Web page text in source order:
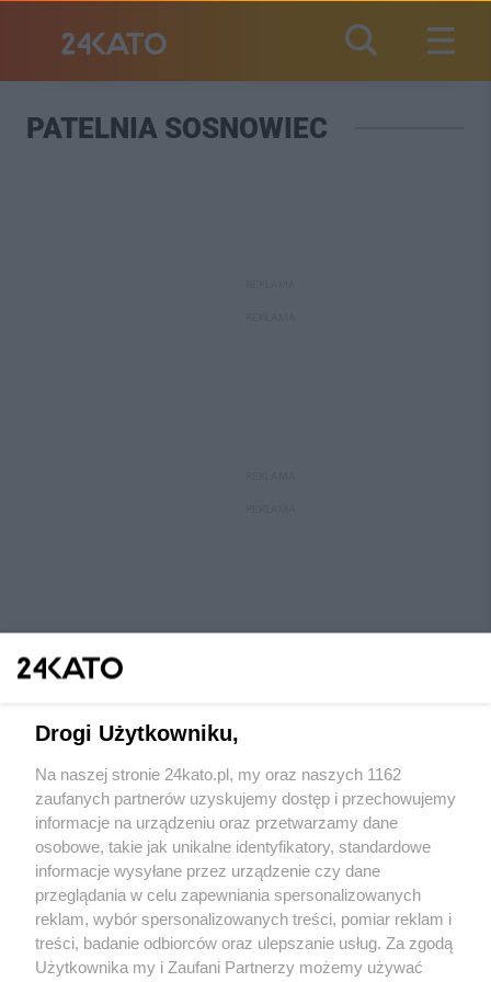
PATELNIA SOSNOWIEC
Wydawca mediów lokalnych
Nie zapomnij
zapoznać się z:
polityką prywatności regulamin korzystania z portali
Twojemiasto Skontaktuj sięz nami
Drogi Użytkowniku,
Na naszej stronie 24kato.pl, my oraz naszych 1162
zaufanych partnerów uzyskujemy dostęp i przechowujemy
informacje na urządzeniu oraz przetwarzamy dane
osobowe, takie jak unikalne identyfikatory, standardowe
informacje wysyłane przez urządzenie czy dane
przeglądania w celu zapewniania spersonalizowanych
reklam, wybór spersonalizowanych treści, pomiar reklam i
treści, badanie odbiorców oraz ulepszanie usług. Za zgodą
Użytkownika my i Zaufani Partnerzy możemy używać